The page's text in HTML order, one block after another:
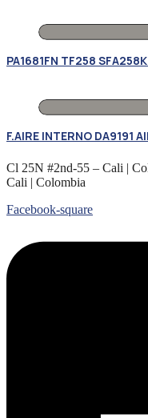
PA1681FN TF258
F.AIRE INTERNO DA9191
Cl 25N #2nd-55 – Cali |
Cali | Colombia
Facebook-square